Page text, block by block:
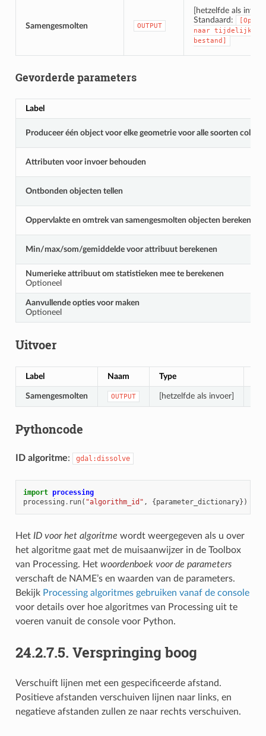
Samengesmolten OUTPUT
[hetzelfde als
Standaard:
naar tijdelijk
bestand]
Gevorderde parameters
Label
Produceer één object voor elke geometrie voor alle soorten
Attributen voor invoer behouden
Ontbonden objecten tellen
Oppervlakte en omtrek van samengesmolten objecten berekenen
Min/max/som/gemiddelde voor attribuut berekenen
Numerieke attribuut om statistieken mee te berekenen
Optioneel
Aanvullende opties voor maken
Optioneel
Uitvoer
Label Naam Type
Samengesmolten OUTPUT [hetzelfde als invoer]
Pythoncode
ID algoritme: gdal:dissolve
import processing
processing . run( "algorithm_id" , {parameter_dictionary})
Het ID voor het algoritme wordt weergegeven als u over
het algoritme gaat met de muisaanwijzer in de Toolbox
van Processing. Het woordenboek voor de parameters
verschaft de NAME’s en waarden van de parameters.
Bekijk Processing algoritmes gebruiken vanaf de console
voor details over hoe algoritmes van Processing uit te
voeren vanuit de console voor Python.
24.2.7.5. Verspringing boog
Verschuift lijnen met een gespecificeerde afstand.
Positieve afstanden verschuiven lijnen naar links, en
negatieve afstanden zullen ze naar rechts verschuiven.